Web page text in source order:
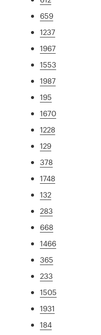
659
1237
1967
1553
1987
195
1670
1228
129
378
1748
132
283
668
1466
365
233
1505
1931
184